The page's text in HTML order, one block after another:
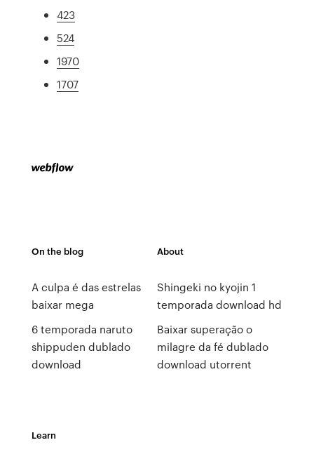
423
524
1970
1707
On the blog
A culpa é das estrelas
baixar mega
6 temporada naruto
shippuden dublado
download
About
Shingeki no kyojin 1
temporada download hd
Baixar superação o
milagre da fé dublado
download utorrent
Learn